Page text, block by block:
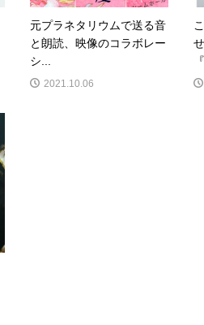
元プラネタリウムで送る音
と朗読、映像のコラボレー
シ...
2021.10.06